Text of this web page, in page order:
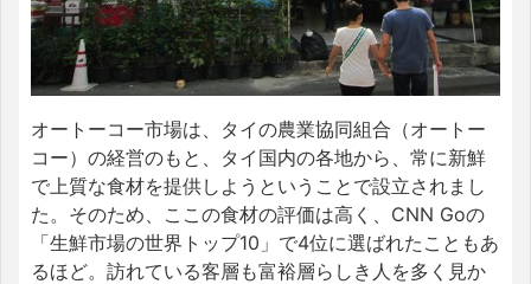
オートーコー市場は、タイの農業協同組合（オートー
コー）の経営のもと、タイ国内の各地から、常に新鮮
で上質な食材を提供しようということで設立されまし
た。そのため、ここの食材の評価は高く、CNN Goの
「生鮮市場の世界トップ10」で4位に選ばれたこともあ
るほど。訪れている客層も富裕層らしき人を多く見か